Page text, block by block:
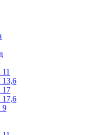
13,6
17
17,6
9